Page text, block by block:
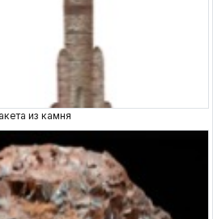
из камня